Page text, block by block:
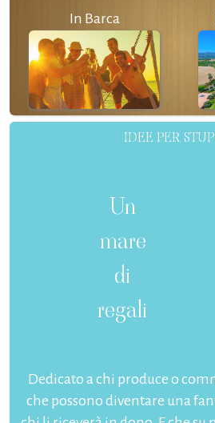
In Barca
IDEE PER
Un
mare
di
regali
Dedicato a chi produce o
che possono diventare una